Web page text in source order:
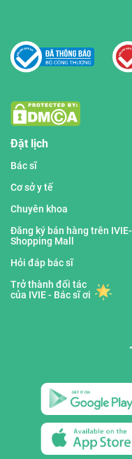
Đặt lịch
Bác sĩ
Cơ sở y tế
Chuyên khoa
Đăng ký bán hàng trên IVIE-
Shopping Mall
Hỏi đáp bác sĩ
Trở thành đối tác
của IVIE - Bác sĩ ơi